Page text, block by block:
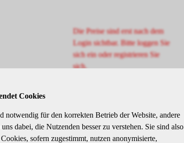
Die Preise sind erst nach dem
Login sichtbar. Bitte loggen Sie
sich ein oder registrieren Sie
sich.
Cookies
notwendig für den korrekten Betrieb der Website, andere
dabei, die Nutzenden besser zu verstehen. Sie sind also
sofern zugestimmt, nutzen anonymisierte,